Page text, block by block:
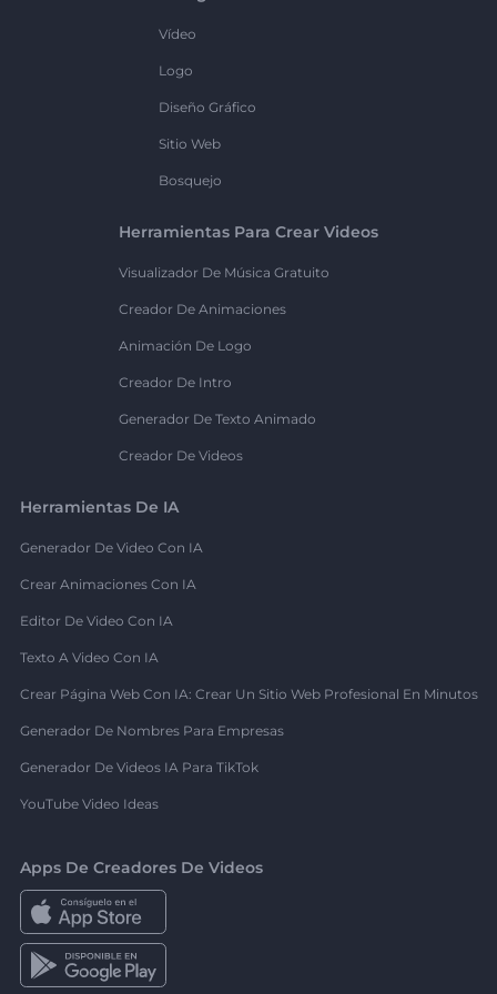
Vídeo
Logo
Diseño Gráfico
Sitio Web
Bosquejo
Herramientas Para Crear Videos
Visualizador De Música Gratuito
Creador De Animaciones
Animación De Logo
Creador De Intro
Generador De Texto Animado
Creador De Videos
Herramientas De IA
Generador De Video Con IA
Crear Animaciones Con IA
Editor De Video Con IA
Texto A Video Con IA
Crear Página Web Con IA: Crear Un Sitio Web Profesional En Minutos
Generador De Nombres Para Empresas
Generador De Videos IA Para TikTok
YouTube Video Ideas
Apps De Creadores De Videos